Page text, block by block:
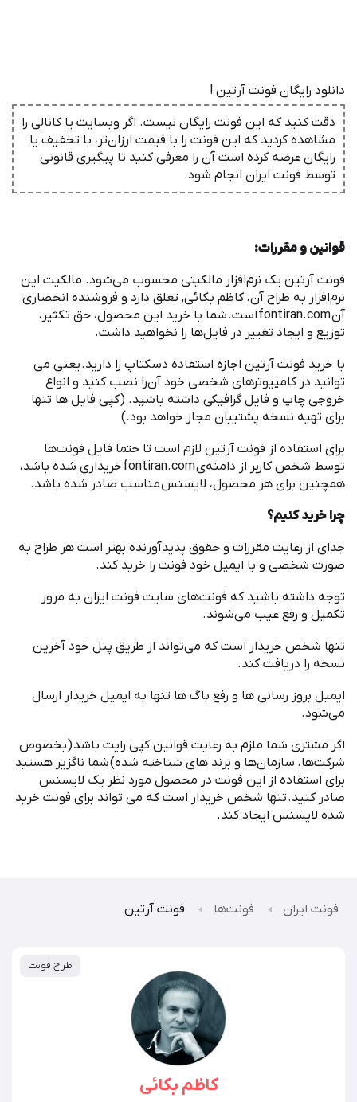
دانلود رایگان فونت آرتین !
دقت کنید که این فونت رایگان نیست. اگر وبسایت یا کانالی را
مشاهده کردید که این فونت را با قیمت ارزان‌تر، با تخفیف یا
رایگان عرضه کرده است آن را معرفی کنید تا پیگیری قانونی
توسط فونت ‌ایران انجام شود.
قوانین و مقررات:
‌فونت آرتین یک نرمافزار مالکیتی محسوب میشود. مالکیت این
نرمافزار به طراح آن، کاظم بکائی, تعلق دارد و فروشنده انحصاری
آنfontiran.comاست.شما با خرید این محصول، حق تکثیر،
توزیع و ایجاد تغییر در فایلها را نخواهید داشت.
با خرید ‌فونت آرتین اجازه استفاده دسکتاپ را دارید.یعنی می
توانید در کامپیوترهای شخصی خود آنرا نصب کنید و انواع
خروجی چاپ و فایل گرافیکی داشته باشید. (کپی فایل ها تنها
برای تهیه نسخه پشتیبان مجاز خواهد بود.)
برای استفاده از ‌فونت آرتین لازم است تا حتما فایل فونتها
توسط شخص کاربر از دامنهیfontiran.comخریداری شده باشد،
همچنین برای هر محصول، لایسنس مناسب صادر شده باشد.
چرا خرید کنیم؟
جدای از رعایت مقررات و حقوق پدیدآورنده بهتر است هر طراح به
صورت شخصی و با ایمیل خود فونت را خرید کند.
توجه داشته باشید که فونتهای سایت فونت ایران به مرور
تکمیل و رفع عیب میشوند.
تنها شخص خریدار است که میتواند از طریق پنل خود آخرین
نسخه را دریافت کند.
ایمیل بروز رسانی ها و رفع باگ ها تنها به ایمیل خریدار ارسال
میشود.
اگر مشتری شما ملزم به رعایت قوانین کپی رایت باشد(بخصوص
شرکتها، سازمانها و برند های شناخته شده)شما ناگزیر هستید
برای استفاده از این فونت در محصول مورد نظر یک لایسنس
صادر کنید.تنها شخص خریدار است که می تواند برای فونت خرید
شده لایسنس ایجاد کند.
فونت ایران فونت‌ها فونت آرتین
طراح فونت
کاظم بکائی